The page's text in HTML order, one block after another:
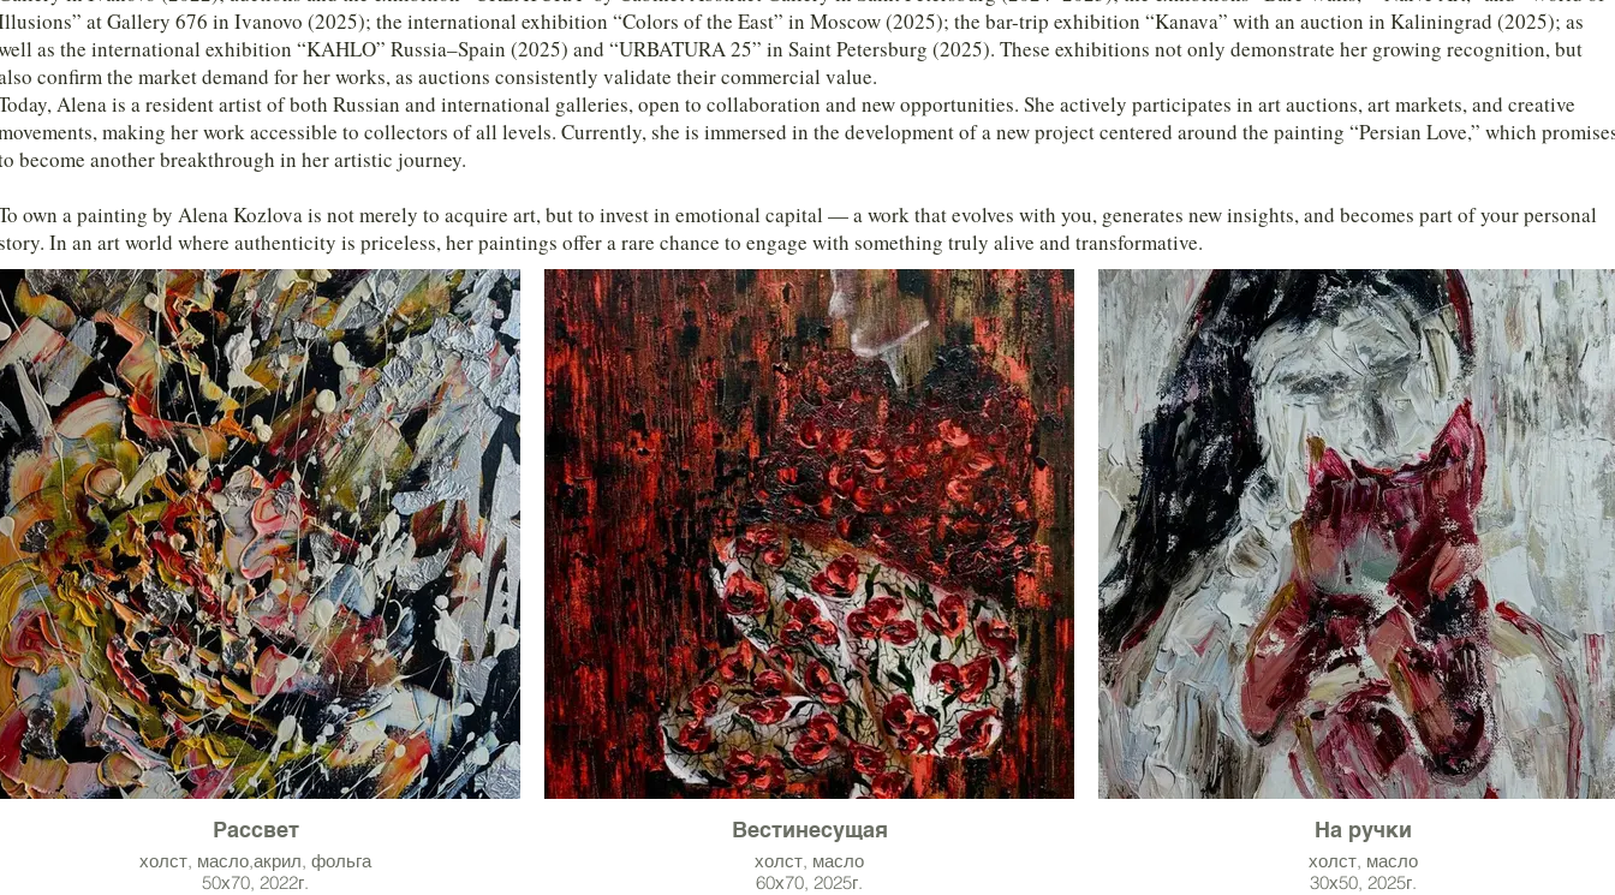
at Gallery 676 in Ivanovo (2025); the international exhibition “Colors of the East” in Moscow (2025); the bar-trip exhibition “Kanava” with an auction in Kaliningrad (2025); as
as the international exhibition “KAHLO” Russia–Spain (2025) and “URBATURA 25” in Saint Petersburg (2025). These exhibitions not only demonstrate her growing recognition, but
confirm the market demand for her works, as auctions consistently validate their commercial value.
Alena is a resident artist of both Russian and international galleries, open to collaboration and new opportunities. She actively participates in art auctions, art markets, and creative
making her work accessible to collectors of all levels. Currently, she is immersed in the development of a new project centered around the painting “Persian Love,” which
become another breakthrough in her artistic journey.
own a painting by Alena Kozlova is not merely to acquire art, but to invest in emotional capital — a work that evolves with you, generates new insights, and becomes part of your personal
In an art world where authenticity is priceless, her paintings offer a rare chance to engage with something truly alive and transformative.
Рассвет
холст, масло,акрил, фольга
50х70, 2022г.
Вестинесущая
холст, масло
60х70, 2025г.
На ручки
холст, масло
30х50, 2025г.